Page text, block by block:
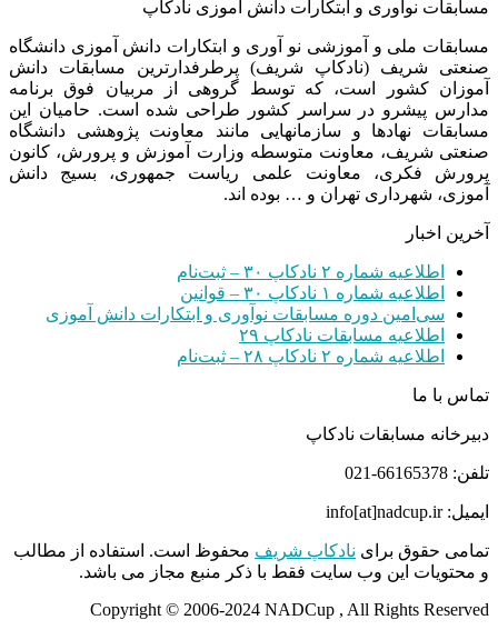
مسابقات نوآوری و ابتکارات دانش آموزی نادکاپ
مسابقات ملی و آموزشی نو آوری و ابتکارات دانش آموزی دانشگاه
صنعتی شریف (نادکاپ شریف) پرطرفدارترین مسابقات دانش
آموزان کشور است، که توسط گروهی از مربیان فوق برنامه
مدارس پیشرو در سراسر کشور طراحی شده است. حامیان این
مسابقات نهادها و سازمانهایی مانند معاونت پژوهشی دانشگاه
صنعتی شریف، معاونت متوسطه وزارت آموزش و پرورش، کانون
پرورش فکری، معاونت علمی ریاست جمهوری، بسیج دانش
آموزی، شهرداری تهران و … بوده اند.
آخرین اخبار
اطلاعیه شماره ۲ نادکاپ ۳۰ – ثبت‌نام
اطلاعیه شماره ۱ نادکاپ ۳۰ – قوانین
سی‌امین دوره مسابقات نوآوری و ابتکارات دانش آموزی
اطلاعیه مسابقات نادکاپ ۲۹
اطلاعیه شماره ۲ نادکاپ ۲۸ – ثبت‌نام
تماس با ما
دبیرخانه مسابقات نادکاپ
تلفن: 66165378-021
ایمیل: info[at]nadcup.ir
تمامی حقوق برای نادکاپ شریف محفوظ است. استفاده از مطالب
و محتویات این وب سایت فقط با ذکر منبع مجاز می باشد.
Copyright © 2006-2024 NADCup , All Rights Reserved